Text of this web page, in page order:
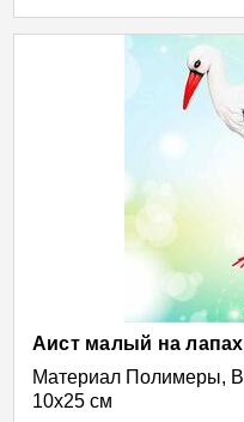
Аист малый на
Материал Полимеры,
10х25 см